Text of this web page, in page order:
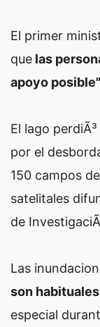
El primer
que las
apoyo
El lago
por el
150 campos
satelitales
de
Las
son
especial